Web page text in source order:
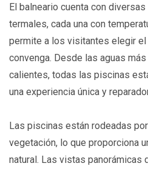
El balneario cuenta con diversas
termales, cada una con
permite a los visitantes elegir
convenga. Desde las aguas
calientes, todas las piscinas
una experiencia única y
Las piscinas están rodeadas
vegetación, lo que proporciona
natural. Las vistas panorámicas